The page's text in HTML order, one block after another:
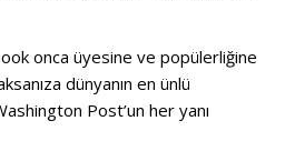
onca üyesine ve popülerliğine
dünyanın en ünlü
Post’un her yanı